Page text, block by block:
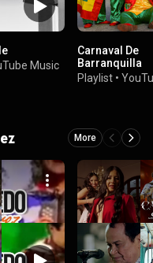
Music
Carnaval De
Barranquilla
Playlist •
More